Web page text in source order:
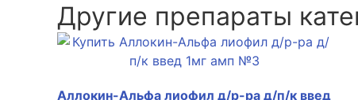
Другие препараты
Аллокин-Альфа лиофил д/р-ра д/п/к введ